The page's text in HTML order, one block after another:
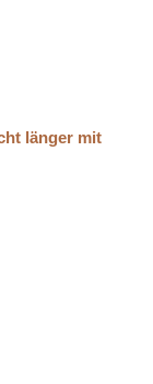
länger mit